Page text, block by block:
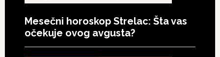
Mesečni horoskop Strelac: Šta vas
očekuje ovog avgusta?